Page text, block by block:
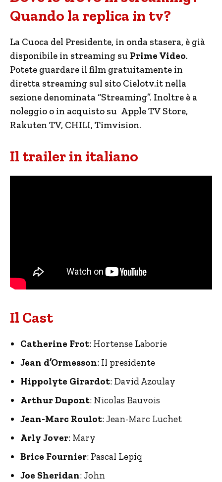
Quando la replica in tv?
La Cuoca del Presidente, in onda stasera, è già
disponibile in streaming su Prime Video.
Potete guardare il film gratuitamente in
diretta streaming sul sito Cielotv.it nella
sezione denominata “Streaming”. Inoltre è a
noleggio o in acquisto su Apple TV Store,
Rakuten TV, CHILI, Timvision.
Il trailer in italiano
Il Cast
Catherine Frot: Hortense Laborie
Jean d’Ormesson: Il presidente
Hippolyte Girardot: David Azoulay
Arthur Dupont: Nicolas Bauvois
Jean-Marc Roulot: Jean-Marc Luchet
Arly Jover: Mary
Brice Fournier: Pascal Lepiq
Joe Sheridan: John